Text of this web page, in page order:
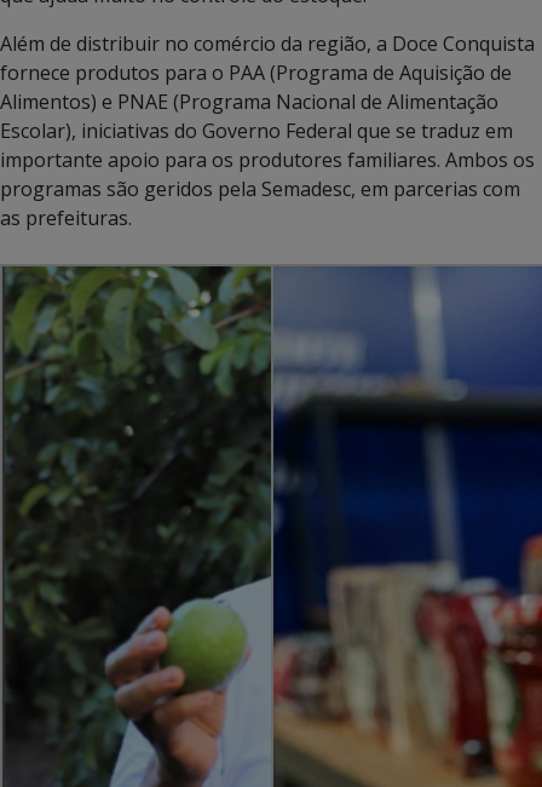
Além de distribuir no comércio da região, a Doce Conquista
fornece produtos para o PAA (Programa de Aquisição de
Alimentos) e PNAE (Programa Nacional de Alimentação
Escolar), iniciativas do Governo Federal que se traduz em
importante apoio para os produtores familiares. Ambos os
programas são geridos pela Semadesc, em parcerias com
as prefeituras.